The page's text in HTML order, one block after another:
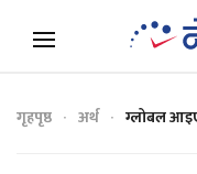
गृहपृष्ठ अर्थ ग्लोबल